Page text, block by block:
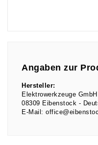
Angaben zur
Hersteller:
Elektrowerkzeuge
08309 Eibenstock
E-Mail: